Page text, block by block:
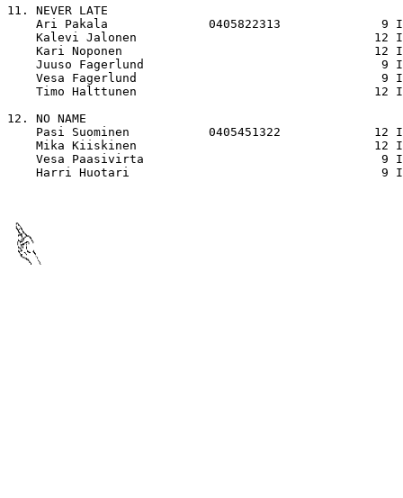
11. NEVER LATE
Ari Pakala              0405822313              9
Kalevi Jalonen                                 12
Kari Noponen                                   12
Juuso Fagerlund                                 9
Vesa Fagerlund                                  9
Timo Halttunen                                 12
12. NO NAME
Pasi Suominen           0405451322             12
Mika Kiiskinen                                 12
Vesa Paasivirta                                 9
Harri Huotari                                   9